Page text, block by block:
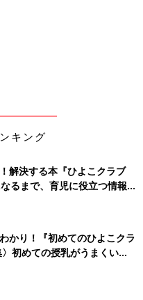
キング
解決する本『ひよこクラブ
るまで、育児に役立つ情報が
かり！『初めてのひよこクラ
初めての授乳がうまくい
基本と夏のトラブル 解決テ